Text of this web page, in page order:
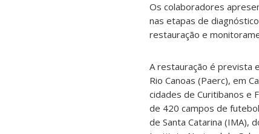
Os colaboradores
nas etapas de
restauração e
A restauração é prevista
Rio Canoas (Paerc), em
cidades de Curitibanos e
de 420 campos de
de Santa Catarina (IMA),